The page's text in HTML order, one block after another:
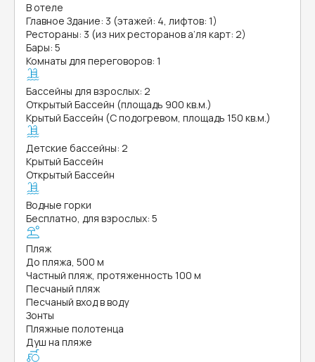
В отеле
Главное Здание: 3 (этажей: 4, лифтов: 1)
Рестораны: 3 (из них ресторанов а’ля карт: 2)
Бары: 5
Комнаты для переговоров: 1
Бассейны для взрослых: 2
Открытый Бассейн (площадь 900 кв.м.)
Крытый Бассейн (С подогревом, площадь 150 кв.м.)
Детские бассейны: 2
Крытый Бассейн
Открытый Бассейн
Водные горки
Бесплатно, для взрослых: 5
Пляж
До пляжа, 500 м
Частный пляж, протяженность 100 м
Песчаный пляж
Песчаный вход в воду
Зонты
Пляжные полотенца
Душ на пляже